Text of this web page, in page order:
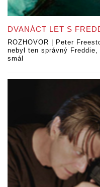
DVANÁCT LET S
ROZHOVOR | Peter
nebyl ten správný
smál